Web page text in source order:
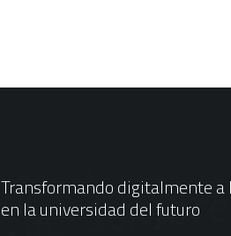
Transformando digitalmente a
en la universidad del futuro